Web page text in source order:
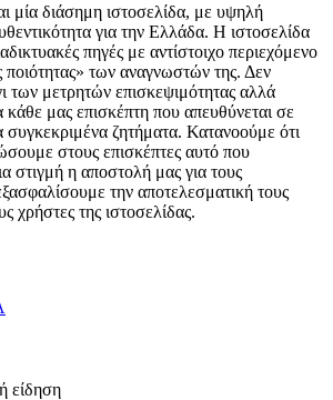
μία διάσημη ιστοσελίδα, με υψηλή
για την Ελλάδα. Η ιστοσελίδα
πηγές με αντίστοιχο περιεχόμενο
ποιότητας» των αναγνωστών της. Δεν
των μετρητών επισκεψιμότητας αλλά
κάθε μας επισκέπτη που απευθύνεται σε
συγκεκριμένα ζητήματα. Κατανοούμε ότι
στους επισκέπτες αυτό που
στιγμή η αποστολή μας για τους
την αποτελεσματική τους
χρήστες της ιστοσελίδας.
είδηση